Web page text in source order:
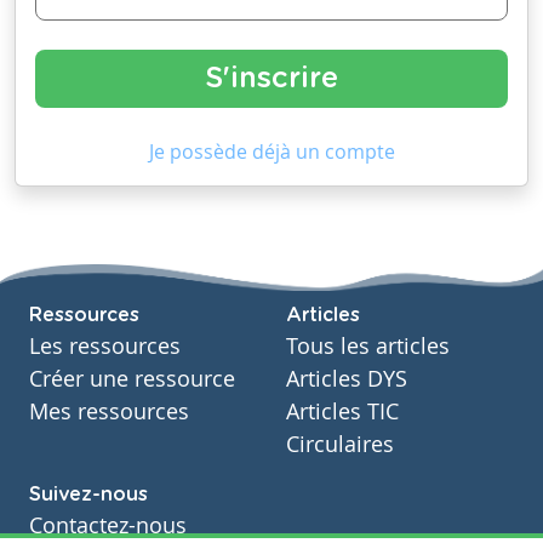
Je possède déjà un compte
Ressources
Les ressources
Créer une ressource
Mes ressources
Articles
Tous les articles
Articles DYS
Articles TIC
Circulaires
Suivez-nous
Contactez-nous